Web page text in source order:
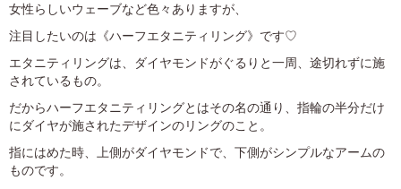
女性らしいウェーブなど色々ありますが、
注目したいのは《ハーフエタニティリング》です♡
エタニティリングは、ダイヤモンドがぐるりと一周、途切れずに施
されているもの。
だからハーフエタニティリングとはその名の通り、指輪の半分だけ
にダイヤが施されたデザインのリングのこと。
指にはめた時、上側がダイヤモンドで、下側がシンプルなアームの
ものです。